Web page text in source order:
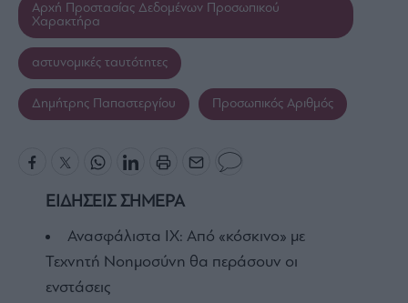
Αρχή Προστασίας Δεδομένων Προσωπικού
Χαρακτήρα
αστυνομικές ταυτότητες
Δημήτρης Παπαστεργίου Προσωπικός Αριθμός
ΕΙΔΗΣΕΙΣ ΣΗΜΕΡΑ
Ανασφάλιστα ΙΧ: Από «κόσκινο» με
Τεχνητή Νοημοσύνη θα περάσουν οι
ενστάσεις